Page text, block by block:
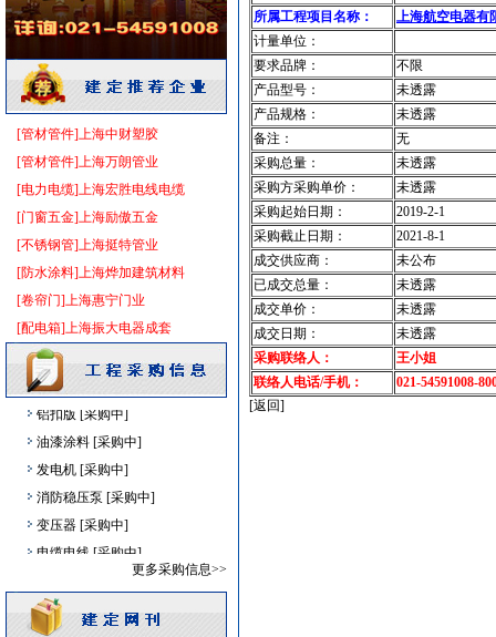
[管材管件]上海中财塑胶
[管材管件]上海万朗管业
[电力电缆]上海宏胜电线电缆
[门窗五金]上海励傲五金
[不锈钢管]上海挺特管业
[防水涂料]上海烨加建筑材料
[卷帘门]上海惠宁门业
[配电箱]上海振大电器成套
卫浴洁具 [采购中]
开关
防雷接地
防雷接地 [采购中]
变配电 [采购中]
高级地砖 [采购中]
外墙装饰 [采购中]
变频给水设备 [采购中]
消防器材 [采购中]
电线电缆 [采购中]
光源灯具 [采购中]
砂石
低压电器 [采购中]
铝扣版 [采购中]
油漆涂料 [采购中]
发电机 [采购中]
消防稳压泵 [采购中]
变压器 [采购中]
电缆电线 [采购中]
[采购中]
消防泵
低压电器 [采购中]
更多采购信息>>
所属工程项目名称：
上海航空电器有
计量单位：
要求品牌：
不限
产品型号：
未透露
产品规格：
未透露
备注：
无
采购总量：
未透露
采购方采购单价：
未透露
采购起始日期：
2019-2-1
采购截止日期：
2021-8-1
成交供应商：
未公布
已成交总量：
未透露
成交单价：
未透露
成交日期：
未透露
采购联络人：
王小姐
联络人电话/手机：
021-54591008-
[返回]